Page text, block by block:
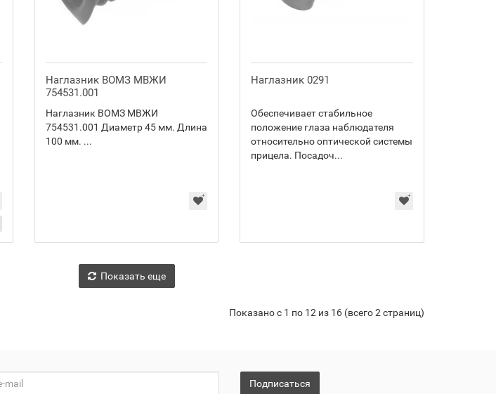
Наглазник ВОМЗ МВЖИ
754531.001
Наглазник ВОМЗ МВЖИ
754531.001 Диаметр 45 мм. Длина
100 мм. ...
Наглазник 0291
Обеспечивает стабильное
положение глаза наблюдателя
относительно оптической системы
прицела. Посадоч...
Показать еще
Показано с 1 по 12 из 16 (всего 2 страниц)
Подписаться